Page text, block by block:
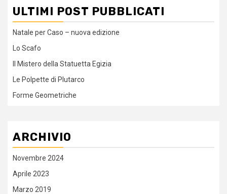
ULTIMI POST PUBBLICATI
Natale per Caso – nuova edizione
Lo Scafo
Il Mistero della Statuetta Egizia
Le Polpette di Plutarco
Forme Geometriche
ARCHIVIO
Novembre 2024
Aprile 2023
Marzo 2019